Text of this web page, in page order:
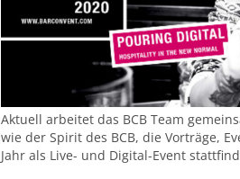
Aktuell arbeitet das BCB Team
wie der Spirit des BCB, die Vorträge,
Jahr als Live- und Digital-Event